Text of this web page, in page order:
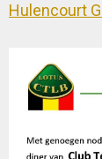
Hulencourt